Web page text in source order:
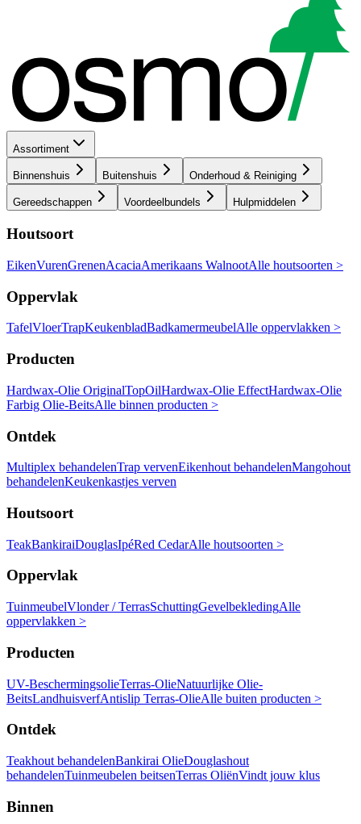
Assortiment
Binnenshuis Buitenshuis Onderhoud & Reiniging
Gereedschappen Voordeelbundels Hulpmiddelen
Houtsoort
EikenVurenGrenenAcaciaAmerikaans WalnootAlle houtsoorten >
Oppervlak
TafelVloerTrapKeukenbladBadkamermeubelAlle oppervlakken >
Producten
Hardwax-Olie OriginalTopOilHardwax-Olie EffectHardwax-Olie
Farbig Olie-BeitsAlle binnen producten >
Ontdek
Multiplex behandelenTrap vervenEikenhout behandelenMangohout
behandelenKeukenkastjes verven
Houtsoort
TeakBankiraiDouglasIpéRed CedarAlle houtsoorten >
Oppervlak
TuinmeubelVlonder / TerrasSchuttingGevelbekledingAlle
oppervlakken >
Producten
UV-BeschermingsolieTerras-OlieNatuurlijke Olie-
BeitsLandhuisverfAntislip Terras-OlieAlle buiten producten >
Ontdek
Teakhout behandelenBankirai OlieDouglashout
behandelenTuinmeubelen beitsenTerras OliënVindt jouw klus
Binnen